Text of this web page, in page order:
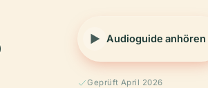
Audioguide anhören
Geprüft April 2026